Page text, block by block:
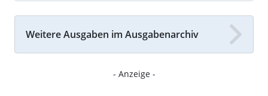
Weitere Ausgaben im Ausgabenarchiv
- Anzeige -